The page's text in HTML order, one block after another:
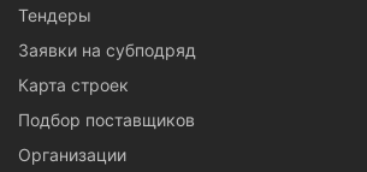
Тендеры
Заявки на субподряд
Карта строек
Подбор поставщиков
Организации